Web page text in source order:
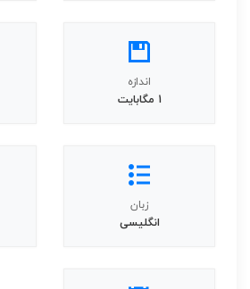
اندازه
1 مگابایت
زبان
انگلیسی